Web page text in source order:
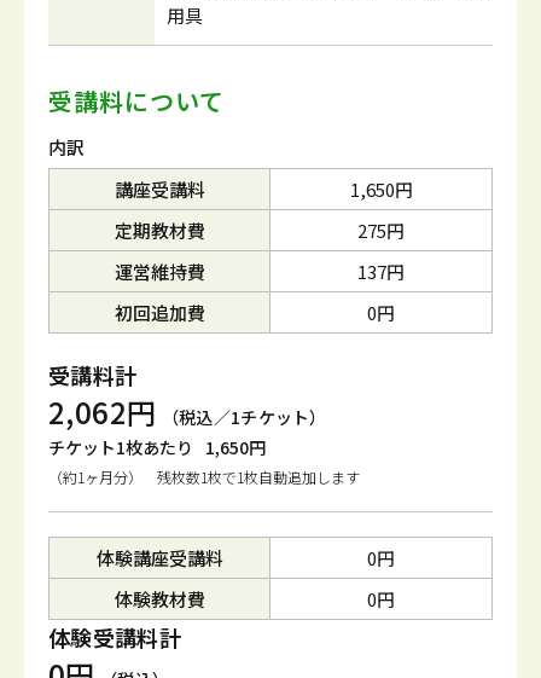
用具
受講料について
内訳
講座受講料
1,650円
定期教材費
275円
運営維持費
137円
初回追加費
0円
受講料計
2,062円
（税込／1チケット）
チケット1枚あたり
1,650円
（約1ヶ月分） 残枚数1枚で1枚自動追加します
体験講座受講料
0円
体験教材費
0円
体験受講料計